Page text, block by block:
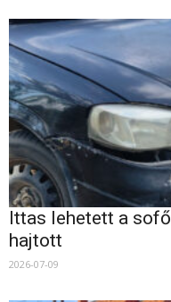
Ittas lehetett a
hajtott
2026-07-09